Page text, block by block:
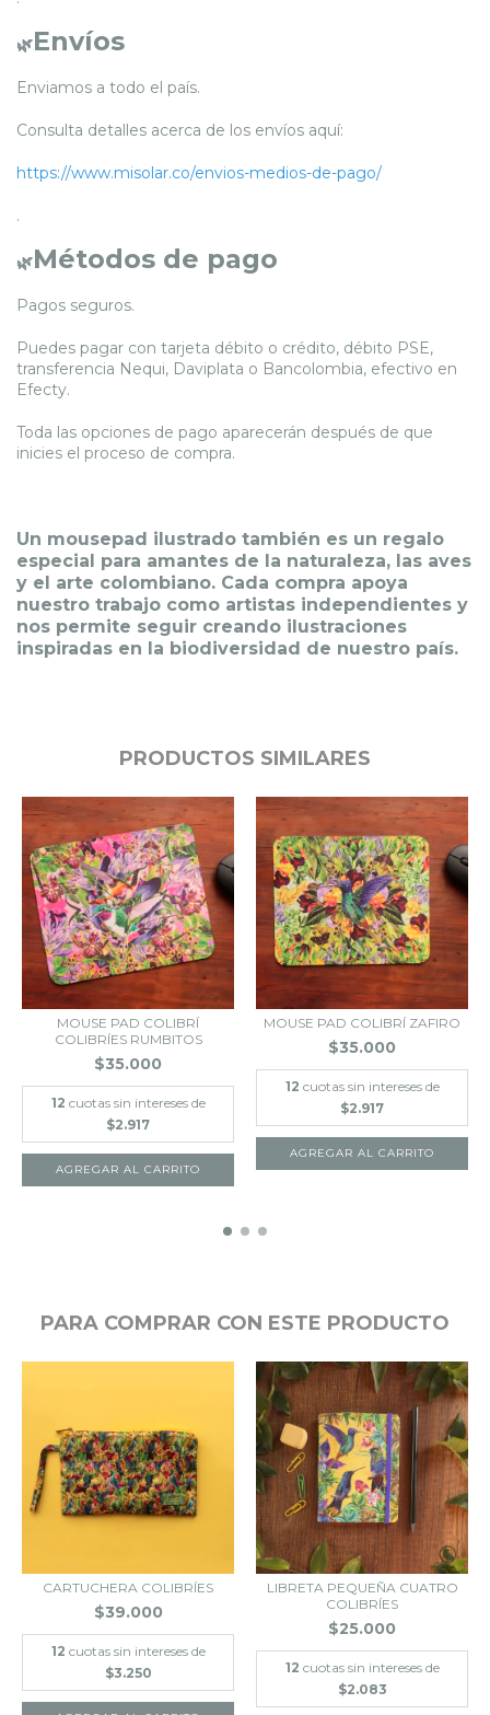
🌿Envíos
Enviamos a todo el país.
Consulta detalles acerca de los envíos aquí:
https://www.misolar.co/envios-medios-de-pago/
.
🌿Métodos de pago
Pagos seguros.
Puedes pagar con tarjeta débito o crédito, débito PSE,
transferencia Nequi, Daviplata o Bancolombia, efectivo en
Efecty.
Toda las opciones de pago aparecerán después de que
inicies el proceso de compra.
Un mousepad ilustrado también es un regalo
especial para amantes de la naturaleza, las aves
y el arte colombiano. Cada compra apoya
nuestro trabajo como artistas independientes y
nos permite seguir creando ilustraciones
inspiradas en la biodiversidad de nuestro país.
PRODUCTOS SIMILARES
MOUSE PAD COLIBRÍ
COLIBRÍES RUMBITOS
$35.000
12 cuotas sin intereses de
$2.917
MOUSE PAD COLIBRÍ ZAFIRO
$35.000
12 cuotas sin intereses de
$2.917
PARA COMPRAR CON ESTE PRODUCTO
CARTUCHERA COLIBRÍES
$39.000
12 cuotas sin intereses de
$3.250
LIBRETA PEQUEÑA CUATRO
COLIBRÍES
$25.000
12 cuotas sin intereses de
$2.083